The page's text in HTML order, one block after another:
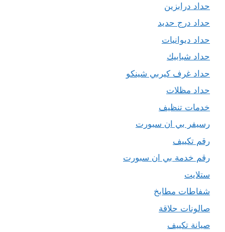
حداد درابزين
حداد درج حديد
حداد ديوانيات
حداد شبابيك
حداد غرف كيربي شينكو
حداد مظلات
خدمات تنظيف
رسيفر بي ان سبورت
رقم تكييف
رقم خدمة بي ان سبورت
ستلايت
شفاطات مطابخ
صالونات حلاقة
صيانة تكييف